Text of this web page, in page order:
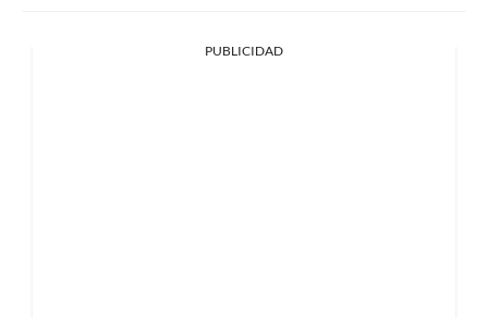
PUBLICIDAD